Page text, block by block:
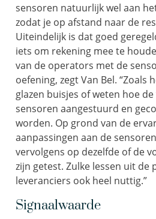
sensoren natuurlijk wel aan
zodat je op afstand naar de
Uiteindelijk is dat goed
iets om rekening mee te
van de operators met de
oefening, zegt Van Bel. “Zoals
glazen buisjes of weten hoe
sensoren aangestuurd en
worden. Op grond van de
aanpassingen aan de
vervolgens op dezelfde of de
zijn getest. Zulke lessen uit de
leveranciers ook heel nuttig.”
Signaalwaarde